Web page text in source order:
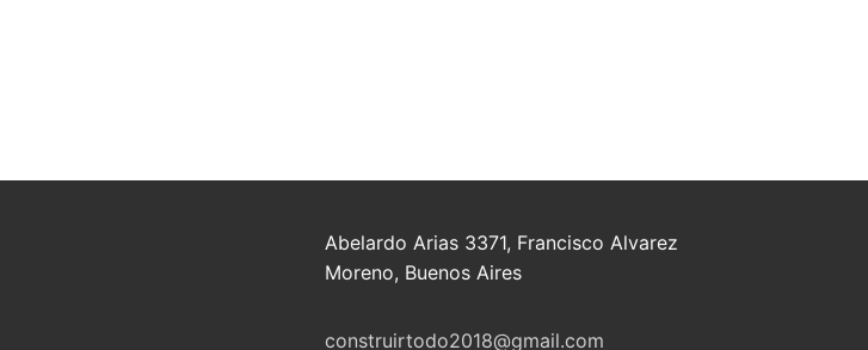
Abelardo Arias 3371, Francisco Alvarez
Moreno, Buenos Aires
construirtodo2018@gmail.com